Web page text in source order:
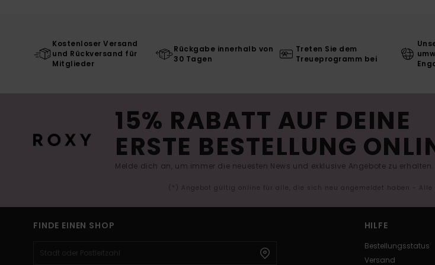
Kostenloser Versand
und Rückversand für
Mitglieder
Rückgabe innerhalb von
30 Tagen
Treten Sie dem
Treueprogramm bei
15% RABATT AUF DEINE
ERSTE BESTELLUNG
Melde dich an, um immer die neuesten News und exklusive Angebote zu erhalten.
(*) Angebot gültig online für alle, die sich neu angemeldet haben -
FINDE EINEN SHOP HILFE
Bestellungsstatus
Versand